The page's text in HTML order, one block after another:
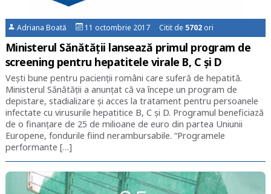
Adriana Boată 11 octombrie 2017 Citit de 5702 ori
Ministerul Sănătății lansează primul program de
screening pentru hepatitele virale B, C și D
Vești bune pentru pacienții români care suferă de hepatită.
Ministerul Sănătății a anunțat că va începe un program de
depistare, stadializare și acces la tratament pentru persoanele
infectate cu virusurile hepatitice B, C și D. Programul beneficiază
de o finanțare de 25 de milioane de euro din partea Uniunii
Europene, fondurile fiind nerambursabile. “Programele
performante […]